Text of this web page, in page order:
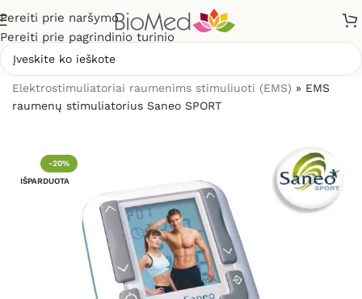
Pereiti prie naršymo
Pereiti prie pagrindinio turinio
Elektrostimuliatoriai raumenims stimuliuoti (EMS) » EMS
raumenų stimuliatorius Saneo SPORT
-20%
IŠPARDUOTA